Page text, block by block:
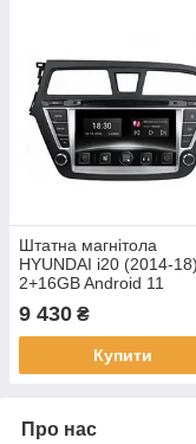
Штатна магнітола
HYUNDAI i20 (2014-18)
2+16GB Android 11
9 430 ₴
Купити
Про нас